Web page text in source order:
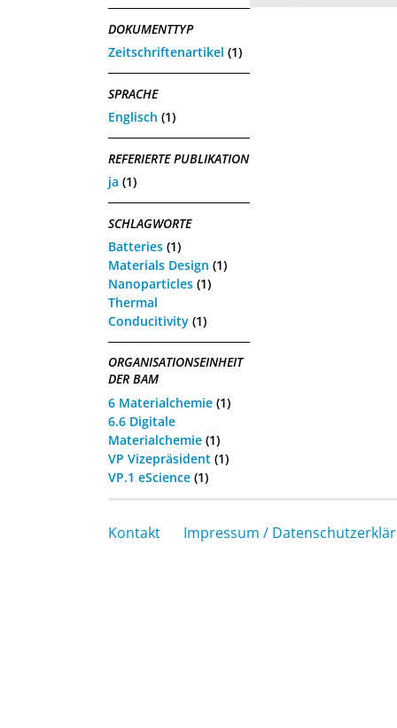
DOKUMENTTYP
Zeitschriftenartikel (1)
SPRACHE
Englisch (1)
REFERIERTE PUBLIKATION
ja (1)
SCHLAGWORTE
Batteries (1)
Materials Design (1)
Nanoparticles (1)
Thermal
Conducitivity (1)
ORGANISATIONSEINHEIT
DER BAM
6 Materialchemie (1)
6.6 Digitale
Materialchemie (1)
VP Vizepräsident (1)
VP.1 eScience (1)
Kontakt Impressum /